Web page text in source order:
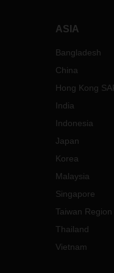
ASIA
Bangladesh
China
Hong Kong
India
Indonesia
Japan
Korea
Malaysia
Singapore
Taiwan Region
Thailand
Vietnam